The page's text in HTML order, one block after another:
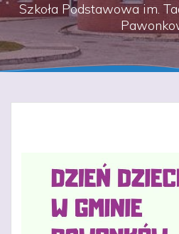
Szkoła Podstawowa im.